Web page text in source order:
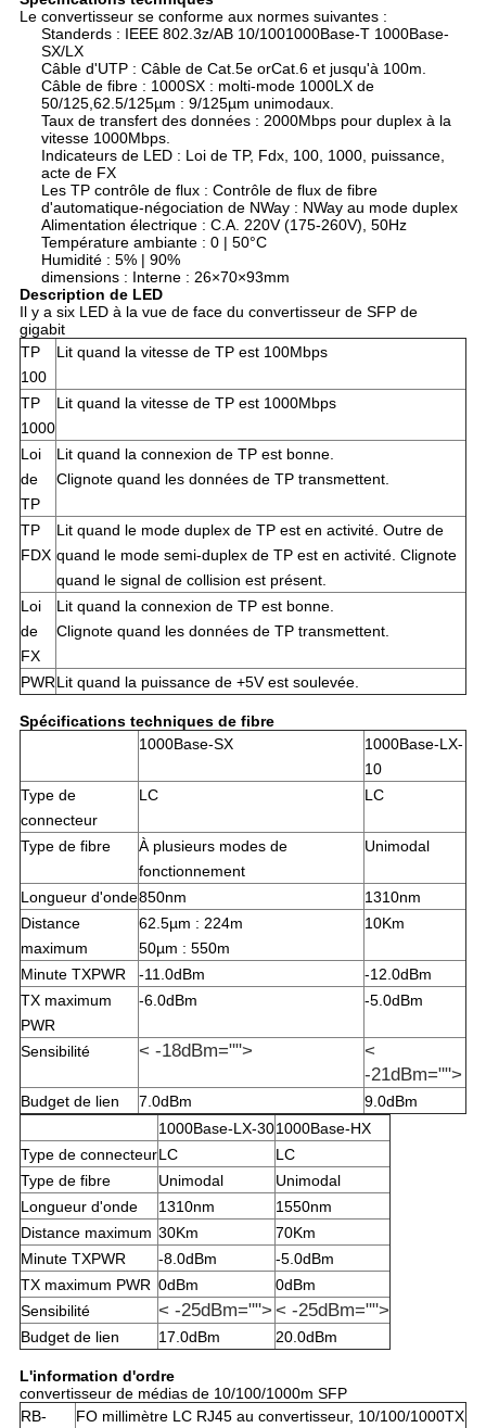
Le convertisseur se conforme aux normes suivantes :
Standerds : IEEE 802.3z/AB 10/1001000Base-T 1000Base-
SX/LX
Câble d'UTP : Câble de Cat.5e orCat.6 et jusqu'à 100m.
Câble de fibre : 1000SX : molti-mode 1000LX de
50/125,62.5/125µm : 9/125µm unimodaux.
Taux de transfert des données : 2000Mbps pour duplex à la
vitesse 1000Mbps.
Indicateurs de LED : Loi de TP, Fdx, 100, 1000, puissance,
acte de FX
Les TP contrôle de flux : Contrôle de flux de fibre
d'automatique-négociation de NWay : NWay au mode duplex
Alimentation électrique : C.A. 220V (175-260V), 50Hz
Température ambiante : 0 | 50°C
Humidité : 5% | 90%
dimensions : Interne : 26×70×93mm
Description de LED
Il y a six LED à la vue de face du convertisseur de SFP de
gigabit
TP
100
Lit quand la vitesse de TP est 100Mbps
TP
1000
Lit quand la vitesse de TP est 1000Mbps
Loi
de
TP
Lit quand la connexion de TP est bonne.
Clignote quand les données de TP transmettent.
TP
FDX
Lit quand le mode duplex de TP est en activité. Outre de
quand le mode semi-duplex de TP est en activité. Clignote
quand le signal de collision est présent.
Loi
de
FX
Lit quand la connexion de TP est bonne.
Clignote quand les données de TP transmettent.
PWRLit quand la puissance de +5V est soulevée.
Spécifications techniques de fibre
1000Base-SX
1000Base-LX-
10
Type de
connecteur
LC LC
Type de fibre
À plusieurs modes de
fonctionnement
Unimodal
Longueur d'onde850nm
1310nm
Distance
maximum
62.5µm : 224m
50µm : 550m
10Km
Minute TXPWR -11.0dBm
-12.0dBm
TX maximum
PWR
-6.0dBm -5.0dBm
Sensibilité < -18dBm="">
<
-21dBm="">
Budget de lien 7.0dBm
9.0dBm
1000Base-LX-301000Base-HX
Type de connecteurLC
LC
Type de fibre
Unimodal
Unimodal
Longueur d'onde
1310nm
1550nm
Distance maximum 30Km
70Km
Minute TXPWR
-8.0dBm
-5.0dBm
TX maximum PWR 0dBm
0dBm
Sensibilité
< -25dBm=""> < -25dBm="">
Budget de lien 17.0dBm 20.0dBm
L'information d'ordre
convertisseur de médias de 10/100/1000m SFP
RB-
FO millimètre LC RJ45 au convertisseur, 10/100/1000TX